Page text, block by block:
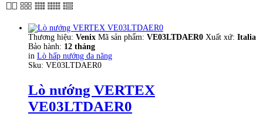
Thương hiệu: Venix Mã sản phẩm: VE03LTDAER0 Xuất xứ: Italia
Bảo hành: 12 tháng
in Lò hấp nướng đa năng
Sku: VE03LTDAER0
Lò nướng VERTEX
VE03LTDAER0